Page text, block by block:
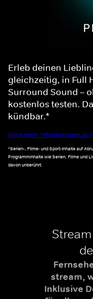
Erleb deinen
gleichzeitig, in Full
Surround Sound –
kostenlos testen.
kündbar.*
Noch mehr Informationen zu
*Serien-, Filme- und Sport-Inhalte auf
Programminhalte wie Serien, Filme und
davon unberührt.
stream,
Inklusive